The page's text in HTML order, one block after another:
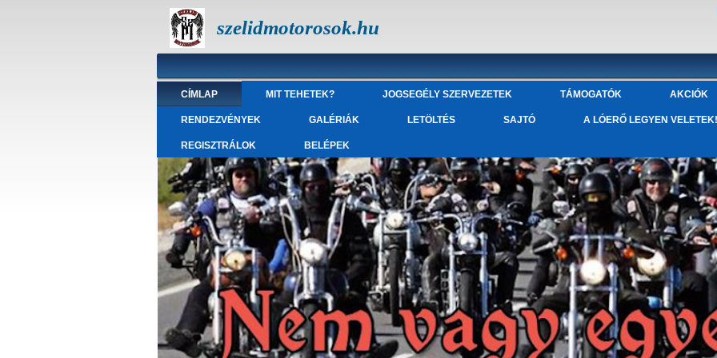
szelidmotorosok.hu
CÍMLAP MIT TEHETEK? JOGSEGÉLY SZERVEZETEK TÁMOGATÓK AKCIÓK
RENDEZVÉNYEK GALÉRIÁK LETÖLTÉS SAJTÓ A LÓERŐ LEGYEN VELETEK!
REGISZTRÁLOK BELÉPEK